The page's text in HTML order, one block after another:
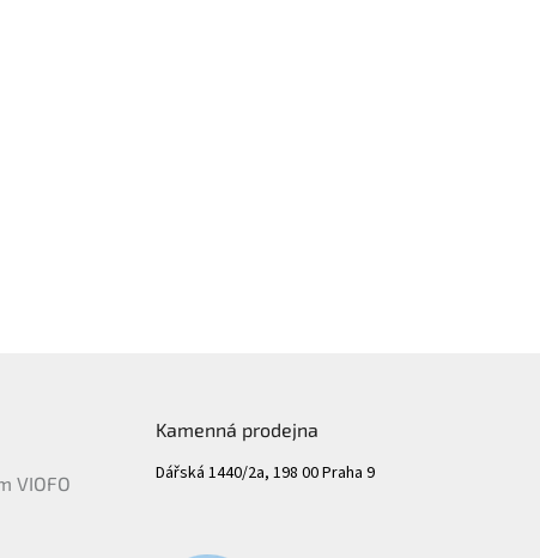
VIOFO
Kamenná prodejna
Dářská 1440/2a, 198 00 Praha 9